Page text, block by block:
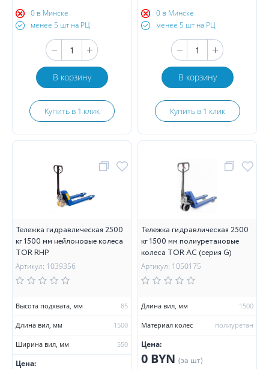
0 в Минске
менее 5 шт на РЦ
В корзину
Купить в 1 клик
0 в Минске
менее 5 шт на РЦ
В корзину
Купить в 1 клик
Тележка гидравлическая 2500
кг 1500 мм нейлоновые колеса
TOR RHP
Артикул: 1039356
Высота подхвата, мм 85
Длина вил, мм 1500
Ширина вил, мм 550
Цена:
Тележка гидравлическая 2500
кг 1500 мм полиуретановые
колеса TOR AC (серия G)
Артикул: 1050175
Длина вил, мм 1500
Материал колес полиуретан
Цена:
0 BYN (за шт)